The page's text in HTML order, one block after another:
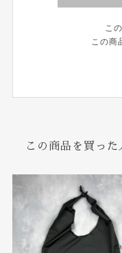
こ
この商
この商品を買っ